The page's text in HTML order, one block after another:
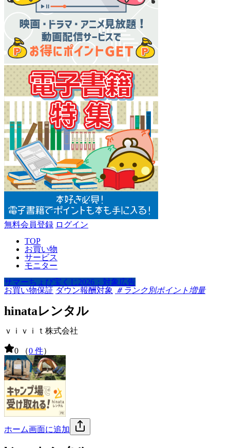
無料会員登録 ログイン
TOP
お買い物
サービス
モニター
サマーちょび宝くじ2026：対象広告
お買い物保証 ダウン報酬対象 ＃ランク別ポイント増量
hinataレンタル
ｖｉｖｉｔ株式会社
0 （0 件）
ホーム画面に追加